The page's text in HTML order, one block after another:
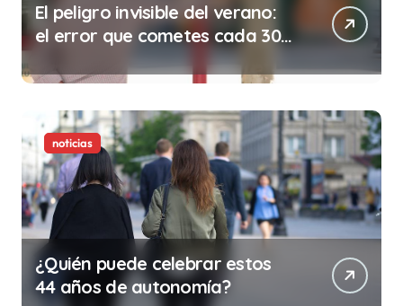
El peligro invisible del verano:
el error que cometes cada 30
minutos en tu trabajo (y la
ilegalidad que te puede costar
la vida)
noticias
¿Quién puede celebrar estos
44 años de autonomía?